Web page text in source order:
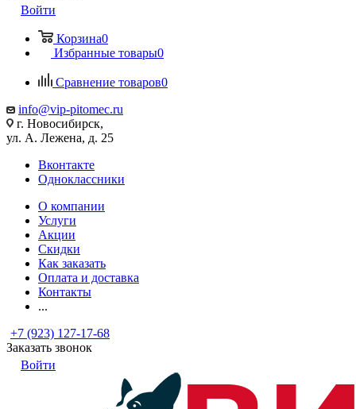
Войти
Корзина0
Избранные товары0
Сравнение товаров0
info@vip-pitomec.ru
г. Новосибирск,
ул. А. Лежена, д. 25
Вконтакте
Одноклассники
О компании
Услуги
Акции
Скидки
Как заказать
Оплата и доставка
Контакты
...
+7 (923) 127-17-68
Заказать звонок
Войти